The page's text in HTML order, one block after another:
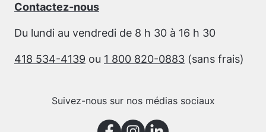
Contactez-nous
Du lundi au vendredi de 8 h 30 à 16 h 30
418 534-4139 ou 1 800 820-0883 (sans frais)
Suivez-nous sur nos médias sociaux